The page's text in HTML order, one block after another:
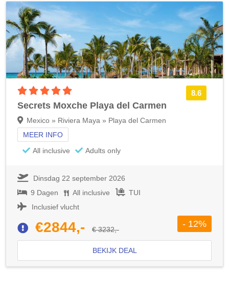
8.6
Secrets Moxche Playa del Carmen
Mexico » Riviera Maya » Playa del Carmen
MEER INFO
All inclusive
Adults only
Dinsdag 22 september 2026
9 Dagen
All inclusive
TUI
Inclusief vlucht
€2844,- € 3232,-
- 12%
BEKIJK DEAL